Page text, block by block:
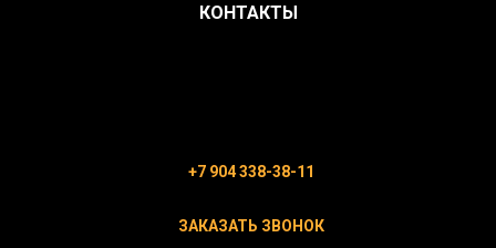
КОНТАКТЫ
+7 904 338-38-11
ЗАКАЗАТЬ ЗВОНОК